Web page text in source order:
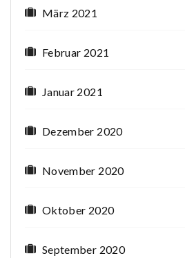
März 2021
Februar 2021
Januar 2021
Dezember 2020
November 2020
Oktober 2020
September 2020